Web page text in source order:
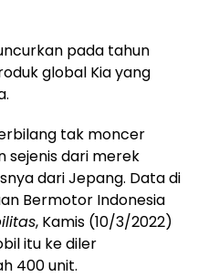
pada tahun
global Kia yang
tak moncer
sejenis dari merek
dari Jepang. Data di
Bermotor Indonesia
, Kamis (10/3/2022)
itu ke diler
400 unit.